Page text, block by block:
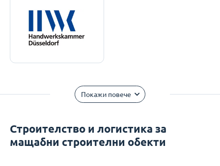
Покажи повече
Строителство и логистика за
мащабни строителни обекти